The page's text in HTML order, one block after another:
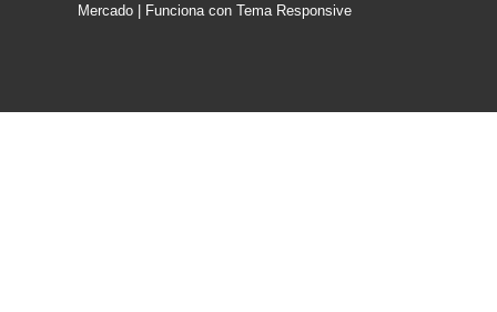
Mercado
| Funciona con Tema Responsive